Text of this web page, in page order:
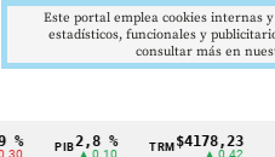
% PIB2,8 %
▲ 0.10
TRM$4178,23
▲ 0.42
Este portal emplea cookies internas
estadísticos, funcionales y
consultar más en